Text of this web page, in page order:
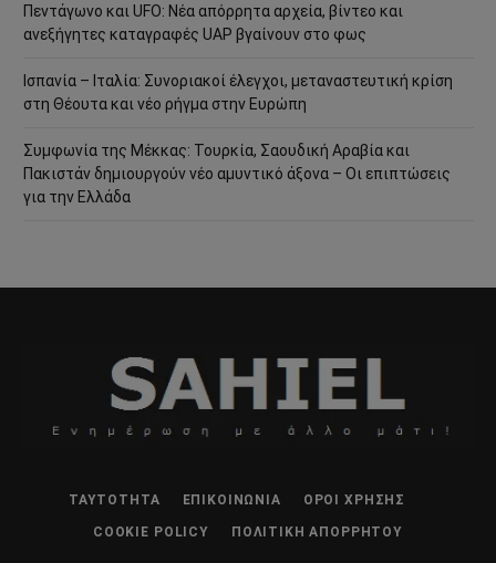
Πεντάγωνο και UFO: Νέα απόρρητα αρχεία, βίντεο και
ανεξήγητες καταγραφές UAP βγαίνουν στο φως
Ισπανία – Ιταλία: Συνοριακοί έλεγχοι, μεταναστευτική κρίση
στη Θέουτα και νέο ρήγμα στην Ευρώπη
Συμφωνία της Μέκκας: Τουρκία, Σαουδική Αραβία και
Πακιστάν δημιουργούν νέο αμυντικό άξονα – Οι επιπτώσεις
για την Ελλάδα
ΤΑΥΤΌΤΗΤΑ ΕΠΙΚΟΙΝΩΝΊΑ ΌΡΟΙ ΧΡΉΣΗΣ
COOKIE POLICY ΠΟΛΙΤΙΚΉ ΑΠΟΡΡΉΤΟΥ